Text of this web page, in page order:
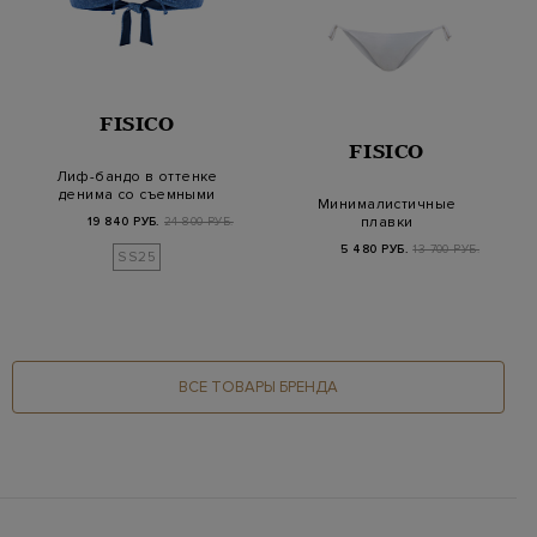
FISICO
Лиф-бандо в оттенке
денима со съемными
19 840 РУБ. 24 800 РУБ.
SS25
FISICO
Минималистичные
плавки
из быстросохнущей
эластичн…
5 480 РУБ. 13 700 РУБ.
ВСЕ ТОВАРЫ БРЕНДА